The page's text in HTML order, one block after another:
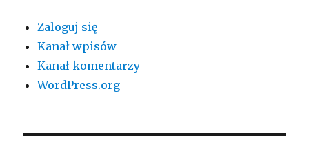
Zaloguj się
Kanał wpisów
Kanał komentarzy
WordPress.org